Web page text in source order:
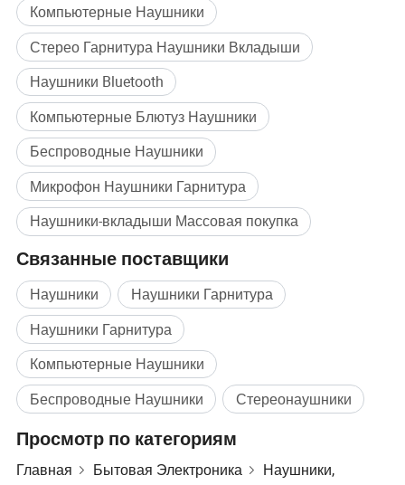
Компьютерные Наушники
Стерео Гарнитура Наушники Вкладыши
Наушники Bluetooth
Компьютерные Блютуз Наушники
Беспроводные Наушники
Микрофон Наушники Гарнитура
Наушники-вкладыши Массовая покупка
Связанные поставщики
Наушники
Наушники Гарнитура
Наушники Гарнитура
Компьютерные Наушники
Беспроводные Наушники
Стереонаушники
Просмотр по категориям
Главная Бытовая Электроника
Наушники,